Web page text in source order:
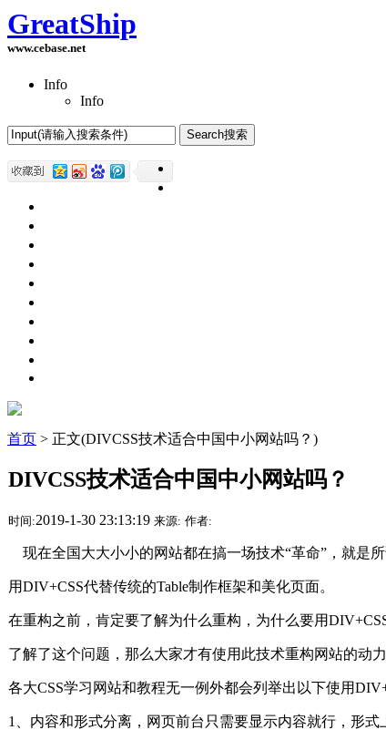
GreatShip
www.cebase.net
Info
Info
首页 > 正文(DIVCSS技术适合中国中小网站吗？)
DIVCSS技术适合中国中小网站吗？
时间:2019-1-30 23:13:19 来源: 作者:
现在全国大大小小的网站都在搞一场技术“革命”，就是
用DIV+CSS代替传统的Table制作框架和美化页面。
在重构之前，肯定要了解为什么重构，为什么要用
了解了这个问题，那么大家才有使用此技术重构网站的动力
各大CSS学习网站和教程无一例外都会列举出以下使用
1、内容和形式分离，网页前台只需要显示内容就行，